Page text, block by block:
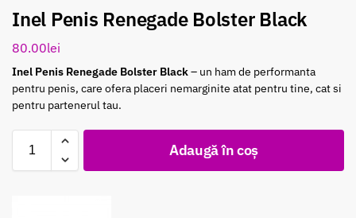
Inel Penis Renegade Bolster Black
80.00lei
Inel Penis Renegade Bolster Black– un ham de performanta
pentru penis, care ofera placeri nemarginite atat pentru tine, cat si
pentru partenerul tau.
Adaugă în coș